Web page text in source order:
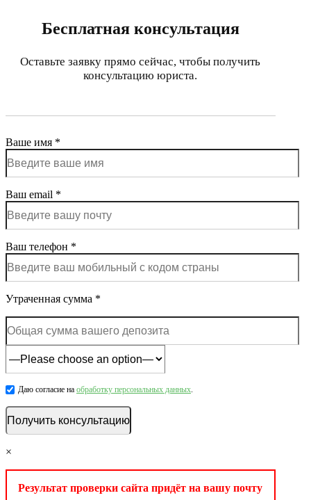
Бесплатная консультация
Оставьте заявку прямо сейчас, чтобы получить
консультацию юриста.
Ваше имя *
Ваш email *
Ваш телефон *
Утраченная сумма *
Даю согласие на обработку персональных данных.
×
Результат проверки сайта придёт на вашу почту